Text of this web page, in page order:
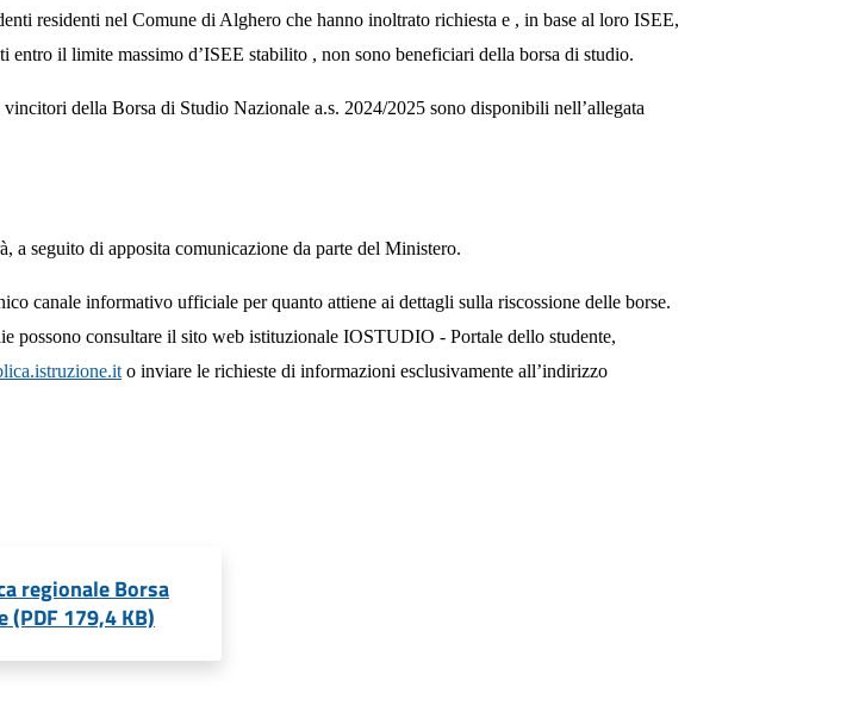
residenti nel Comune di Alghero che hanno inoltrato richiesta e , in base al loro ISEE,
entro il limite massimo d’ISEE stabilito , non sono beneficiari della borsa di studio.
della Borsa di Studio Nazionale a.s. 2024/2025 sono disponibili nell’allegata
a seguito di apposita comunicazione da parte del Ministero.
canale informativo ufficiale per quanto attiene ai dettagli sulla riscossione delle borse.
possono consultare il sito web istituzionale IOSTUDIO - Portale dello studente,
o inviare le richieste di informazioni esclusivamente all’indirizzo
regionale Borsa
(PDF 179,4 KB)